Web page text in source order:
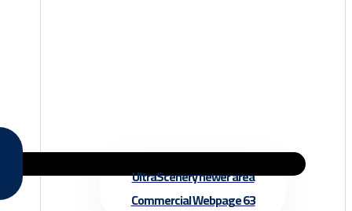
UltraScenery newer area
Commercial Webpage 63